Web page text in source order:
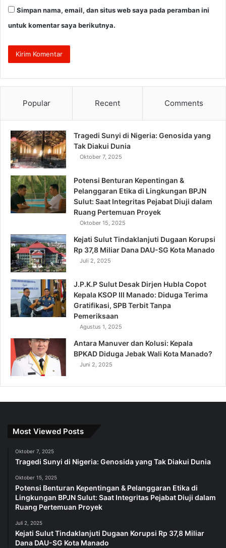
Simpan nama, email, dan situs web saya pada peramban ini
untuk komentar saya berikutnya.
Popular Recent Comments
Tragedi Sunyi di Nigeria: Genosida yang
Tak Diakui Dunia
Oktober 7, 2025
Potensi Benturan Kepentingan &
Pelanggaran Etika di Lingkungan BPJN
Sulut: Saat Integritas Pejabat Diuji dalam
Ruang Pertemuan Proyek
Oktober 15, 2025
Kejati Sulut Tindaklanjuti Dugaan Korupsi
Rp 37,8 Miliar Dana DAU-SG Kota Manado
Juli 2, 2025
J.P.K.P Sulut Desak Dirjen Hubla Copot
Kepala KSOP III Manado: Diduga Terima
Gratifikasi, SPB Terbit Tanpa
Pemeriksaan
Agustus 1, 2025
Antara Manuver dan Kolusi: Kepala
BPKAD Diduga Jebak Wali Kota Manado?
Juni 2, 2025
Most Viewed Posts
Oktober 7, 2025
Tragedi Sunyi di Nigeria: Genosida yang Tak Diakui Dunia
Oktober 15, 2025
Potensi Benturan Kepentingan & Pelanggaran Etika di
Lingkungan BPJN Sulut: Saat Integritas Pejabat Diuji dalam
Ruang Pertemuan Proyek
Juli 2, 2025
Kejati Sulut Tindaklanjuti Dugaan Korupsi Rp 37,8 Miliar
Dana DAU-SG Kota Manado